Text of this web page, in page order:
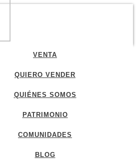
VENTA
QUIERO VENDER
QUIÉNES SOMOS
PATRIMONIO
COMUNIDADES
BLOG